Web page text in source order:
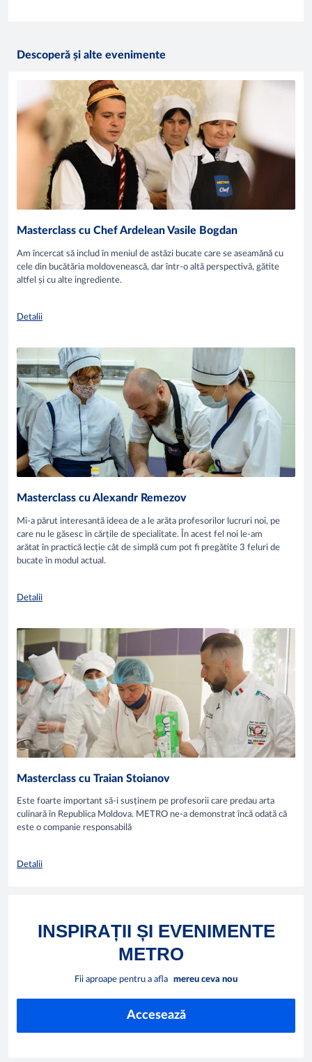
Descoperă și alte evenimente
Masterclass cu Chef Ardelean Vasile Bogdan
Am încercat să includ în meniul de astăzi bucate care se aseamănă cu
cele din bucătăria moldovenească, dar într-o altă perspectivă, gătite
altfel și cu alte ingrediente.
Detalii
Masterclass cu Alexandr Remezov
Mi-a părut interesantă ideea de a le arăta profesorilor lucruri noi, pe
care nu le găsesc în cărțile de specialitate. În acest fel noi le-am
arătat în practică lecție cât de simplă cum pot fi pregătite 3 feluri de
bucate în modul actual.
Detalii
Masterclass cu Traian Stoianov
Este foarte important să-i susținem pe profesorii care predau arta
culinară în Republica Moldova. METRO ne-a demonstrat încă odată că
este o companie responsabilă
Detalii
INSPIRAȚII ȘI EVENIMENTE
METRO
Fii aproape pentru a afla mereu ceva nou
Accesează